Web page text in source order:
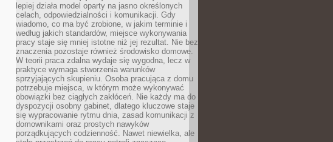
lepiej działa model oparty na jasno określonych
celach, odpowiedzialności i komunikacji. Gdy
wiadomo, co ma być zrobione, w jakim terminie i
według jakich standardów, miejsce wykonywania
pracy staje się mniej istotne niż jej rezultat. Nie bez
znaczenia pozostaje również środowisko domowe.
W teorii praca zdalna wydaje się wygodna, lecz w
praktyce wymaga stworzenia warunków
sprzyjających skupieniu. Osoba pracująca z domu
potrzebuje miejsca, w którym może wykonywać
obowiązki bez ciągłych zakłóceń. Nie każdy ma do
dyspozycji osobny gabinet, dlatego kluczowe staje
się wypracowanie rytmu dnia, zasad komunikacji z
domownikami oraz prostych nawyków
porządkujących codzienność. Nawet niewielka, ale